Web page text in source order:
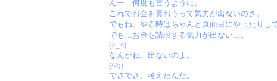
んー…何度も言うように。
これでお金を貰おうって気力が出ないのさ。
でもね、やる時はちゃんと真面目にやったりし
でも…お金を請求する気力が出ない…。
(>_<)
なんかね、出ないのよ。
(^^;)
でさでさ、考えたんだ。